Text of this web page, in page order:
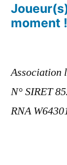
moment !
Association
N° SIRET
RNA